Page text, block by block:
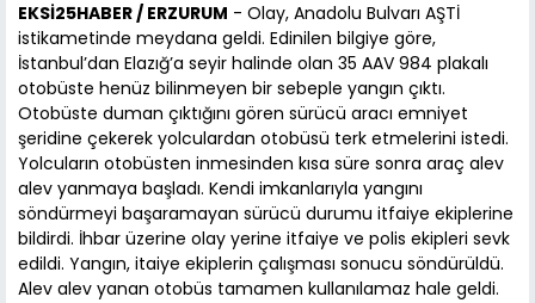
EKSİ25HABER / ERZURUM - Olay, Anadolu Bulvarı AŞTİ
istikametinde meydana geldi. Edinilen bilgiye göre,
İstanbul’dan Elazığ’a seyir halinde olan 35 AAV 984 plakalı
otobüste henüz bilinmeyen bir sebeple yangın çıktı.
Otobüste duman çıktığını gören sürücü aracı emniyet
şeridine çekerek yolculardan otobüsü terk etmelerini istedi.
Yolcuların otobüsten inmesinden kısa süre sonra araç alev
alev yanmaya başladı. Kendi imkanlarıyla yangını
söndürmeyi başaramayan sürücü durumu itfaiye ekiplerine
bildirdi. İhbar üzerine olay yerine itfaiye ve polis ekipleri sevk
edildi. Yangın, itaiye ekiplerin çalışması sonucu söndürüldü.
Alev alev yanan otobüs tamamen kullanılamaz hale geldi.